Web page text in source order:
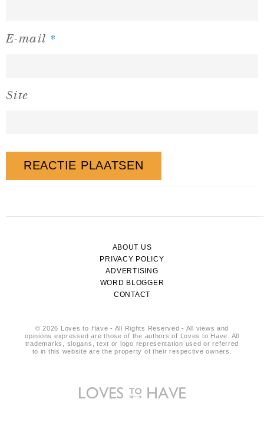
E-mail *
Site
ABOUT US
PRIVACY POLICY
ADVERTISING
WORD BLOGGER
CONTACT
© 2026 Loves to Have - All Rights Reserved - All views and
opinions expressed are those of the authors of Loves to Have. All
trademarks, slogans, text or logo representation used or referred
to in this website are the property of their respective owners.